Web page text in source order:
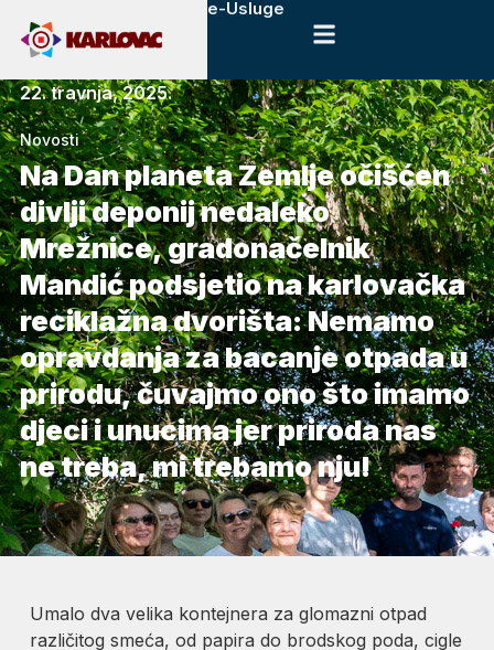
e-Usluge
22. travnja, 2025.
Novosti
Na Dan planeta Zemlje očišćen
divlji deponij nedaleko
Mrežnice, gradonačelnik
Mandić podsjetio na karlovačka
reciklažna dvorišta: Nemamo
opravdanja za bacanje otpada u
prirodu, čuvajmo ono što imamo
djeci i unucima jer priroda nas
ne treba, mi trebamo nju!
Umalo dva velika kontejnera za glomazni otpad
različitog smeća, od papira do brodskog poda, cigle